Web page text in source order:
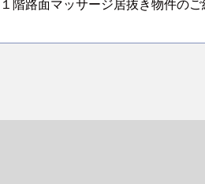
階路面マッサージ居抜き物件のご